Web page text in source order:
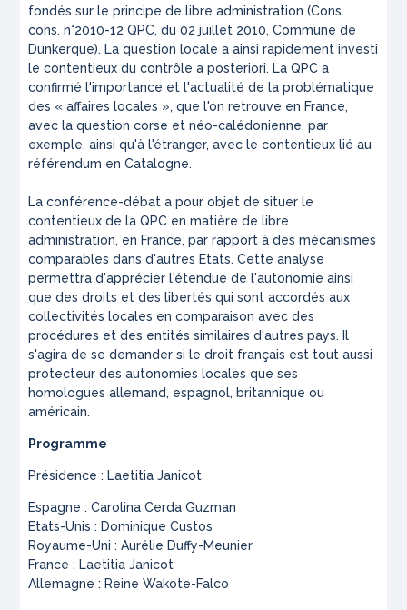
fondés sur le principe de libre administration (Cons.
cons. n°2010-12 QPC, du 02 juillet 2010, Commune de
Dunkerque). La question locale a ainsi rapidement investi
le contentieux du contrôle a posteriori. La QPC a
confirmé l'importance et l'actualité de la problématique
des « affaires locales », que l'on retrouve en France,
avec la question corse et néo-calédonienne, par
exemple, ainsi qu'à l'étranger, avec le contentieux lié au
référendum en Catalogne.
La conférence-débat a pour objet de situer le
contentieux de la QPC en matière de libre
administration, en France, par rapport à des mécanismes
comparables dans d'autres Etats. Cette analyse
permettra d'apprécier l'étendue de l'autonomie ainsi
que des droits et des libertés qui sont accordés aux
collectivités locales en comparaison avec des
procédures et des entités similaires d'autres pays. Il
s'agira de se demander si le droit français est tout aussi
protecteur des autonomies locales que ses
homologues allemand, espagnol, britannique ou
américain.
Programme
Présidence : Laetitia Janicot
Espagne : Carolina Cerda Guzman
Etats-Unis : Dominique Custos
Royaume-Uni : Aurélie Duffy-Meunier
France : Laetitia Janicot
Allemagne : Reine Wakote-Falco